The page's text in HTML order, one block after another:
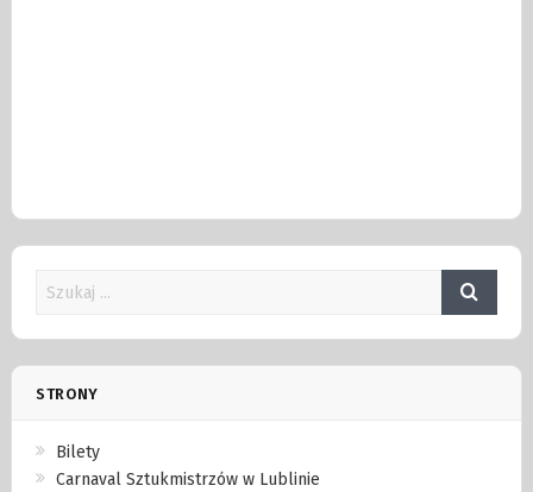
STRONY
Bilety
Carnaval Sztukmistrzów w Lublinie